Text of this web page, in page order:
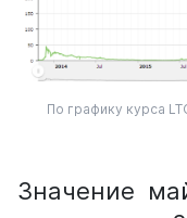
По графику курса
Значение